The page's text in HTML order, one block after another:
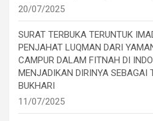
20/07/2025
SURAT TERBUKA TERUNTUK
PENJAHAT LUQMAN DARI
CAMPUR DALAM FITNAH DI
MENJADIKAN DIRINYA SEBAGAI
BUKHARI
11/07/2025